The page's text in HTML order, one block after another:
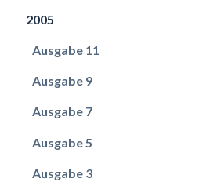
2005
Ausgabe 11
Ausgabe 9
Ausgabe 7
Ausgabe 5
Ausgabe 3